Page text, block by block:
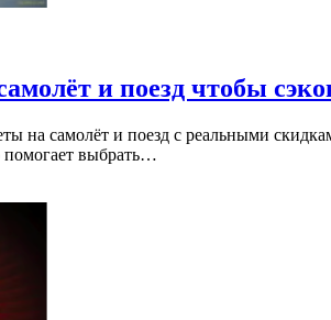
и поезд чтобы
на самолёт и поезд с реальными
помогает выбрать…